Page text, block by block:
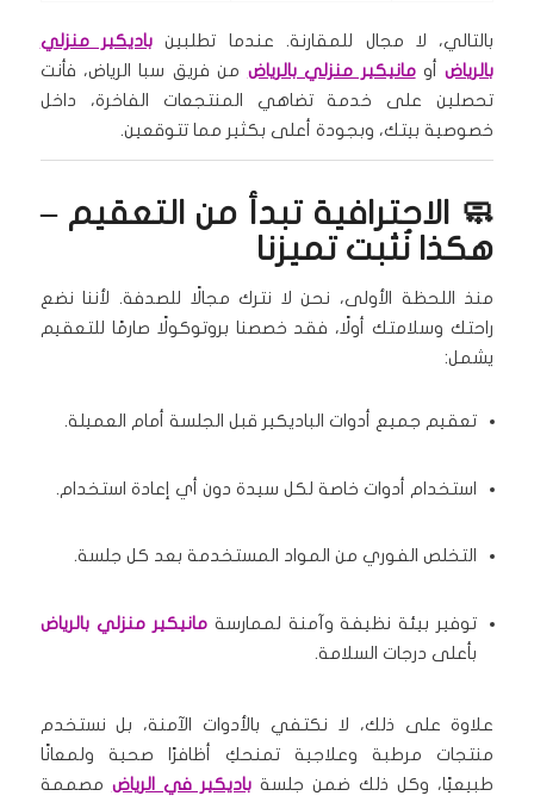
بالتالي، لا مجال للمقارنة. عندما تطلبين باديكير منزلي
بالرياضأومانيكير منزلي بالرياض من فريق سبا الرياض، فأنت
تحصلين على خدمة تضاهي المنتجعات الفاخرة، داخل
خصوصية بيتك، وبجودة أعلى بكثير مما تتوقعين.
🧼 الاحترافية تبدأ من التعقيم –
هكذا نُثبت تميزنا
منذ اللحظة الأولى، نحن لا نترك مجالًا للصدفة. لأننا نضع
راحتك وسلامتك أولًا، فقد خصصنا بروتوكولًا صارمًا للتعقيم
يشمل:
تعقيم جميع أدوات الباديكير قبل الجلسة أمام العميلة.
استخدام أدوات خاصة لكل سيدة دون أي إعادة استخدام.
التخلص الفوري من المواد المستخدمة بعد كل جلسة.
توفير بيئة نظيفة وآمنة لممارسةمانيكير منزلي بالرياض
بأعلى درجات السلامة.
علاوة على ذلك، لا نكتفي بالأدوات الآمنة، بل نستخدم
منتجات مرطبة وعلاجية تمنحكِ أظافرًا صحية ولمعانًا
طبيعيًا، وكل ذلك ضمن جلسةباديكير في الرياض مصممة